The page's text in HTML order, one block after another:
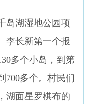
岛湖湿地公园项
李长新第一个报
多个小岛，到第
700多个。村民们
湖面星罗棋布的